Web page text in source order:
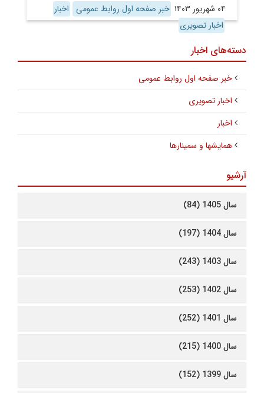
۰۴ شهریور ۱۴۰۳ خبر صفحه اول روابط عمومی اخبار
اخبار تصویری
دسته‌های اخبار
خبر صفحه اول روابط عمومی
اخبار تصویری
اخبار
همایشها و سمینارها
آرشیو
سال 1405 (84)
سال 1404 (197)
سال 1403 (243)
سال 1402 (253)
سال 1401 (252)
سال 1400 (215)
سال 1399 (152)